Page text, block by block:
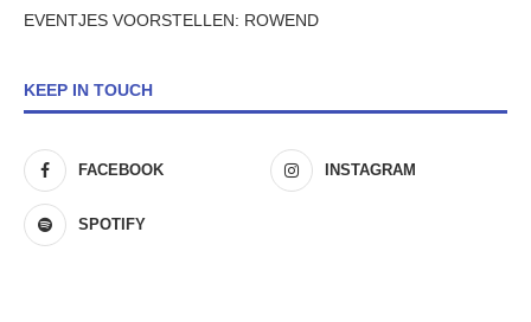
EVENTJES VOORSTELLEN: ROWEND
KEEP IN TOUCH
FACEBOOK INSTAGRAM
SPOTIFY